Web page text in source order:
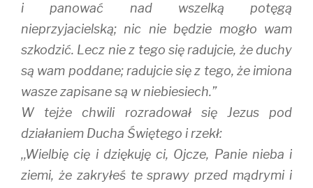
i panować nad wszelką potęgą
nieprzyjacielską; nic nie będzie mogło wam
szkodzić. Lecz nie z tego się radujcie, że duchy
są wam poddane; radujcie się z tego, że imiona
wasze zapisane są w niebiesiech.”
W tejże chwili rozradował się Jezus pod
działaniem Ducha Świętego i rzekł:
,,Wielbię cię i dziękuję ci, Ojcze, Panie nieba i
ziemi, że zakryłeś te sprawy przed mądrymi i